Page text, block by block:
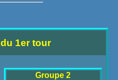
1er tour
Groupe 2